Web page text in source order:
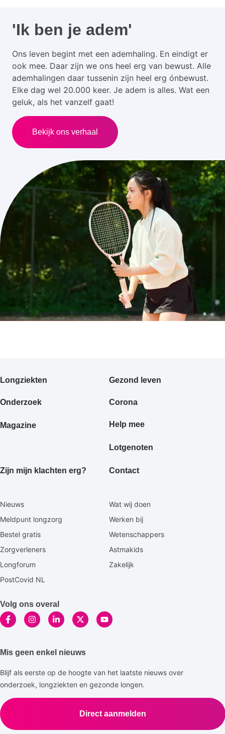
'Ik ben je adem'
Ons leven begint met een ademhaling. En eindigt er
ook mee. Daar zijn we ons heel erg van bewust. Alle
ademhalingen daar tussenin zijn heel erg ónbewust.
Elke dag wel 20.000 keer. Je adem is alles. Wat een
geluk, als het vanzelf gaat!
Bekijk ons verhaal
Primair
Longziekten Gezond leven
Onderzoek Corona
Magazine Help mee
Lotgenoten
Zijn mijn klachten erg? Contact
Secundaire
Nieuws
Wat wij doen
Meldpunt longzorg
Werken bij
Bestel gratis
Wetenschappers
Zorgverleners
Astmakids
Longforum
Zakelijk
PostCovid NL
Volg ons overal
Mis geen enkel nieuws
Blijf als eerste op de hoogte van het laatste nieuws over
onderzoek, longziekten en gezonde longen.
Direct aanmelden